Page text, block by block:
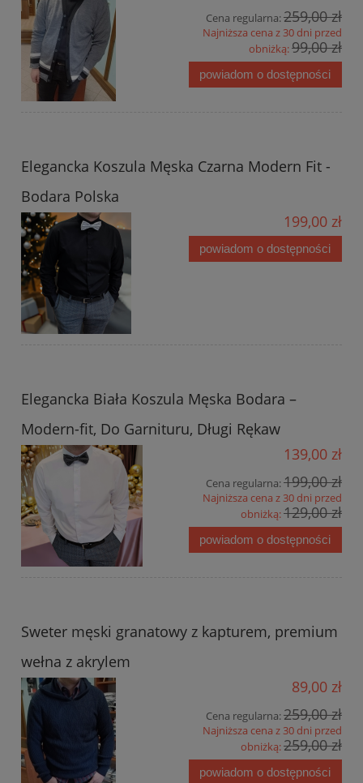
Cena regularna:259,00 zł
Najniższa cena z 30 dni przed
obniżką:99,00 zł
powiadom o dostępności
Elegancka Koszula Męska Czarna Modern Fit -
Bodara Polska
199,00 zł
powiadom o dostępności
Elegancka Biała Koszula Męska Bodara –
Modern-fit, Do Garnituru, Długi Rękaw
139,00 zł
Cena regularna:199,00 zł
Najniższa cena z 30 dni przed
obniżką:129,00 zł
powiadom o dostępności
Sweter męski granatowy z kapturem, premium
wełna z akrylem
89,00 zł
Cena regularna:259,00 zł
Najniższa cena z 30 dni przed
obniżką:259,00 zł
powiadom o dostępności